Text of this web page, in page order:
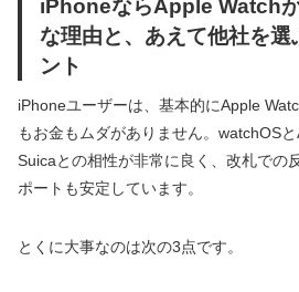
iPhoneならApple Watch
な理由と、あえて他社を選
ント
iPhoneユーザーは、基本的にApple
もお金もムダがありません。watchOS
Suicaとの相性が非常に良く、改札での
ポートも安定しています。
とくに大事なのは次の3点です。